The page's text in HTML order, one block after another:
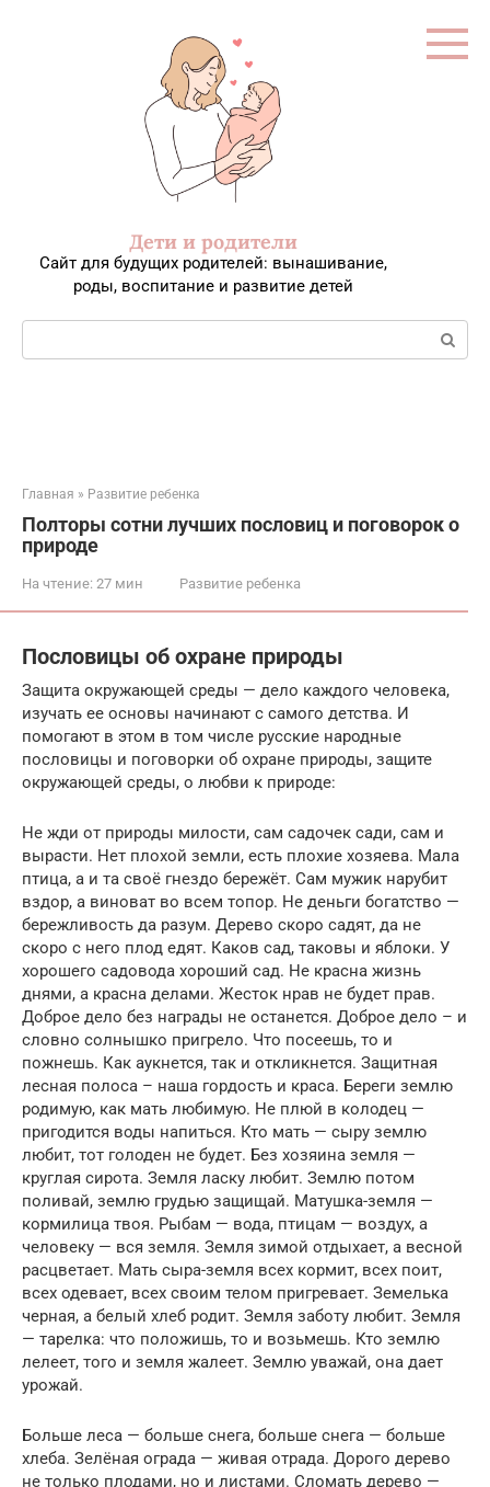
Дети и родители
Сайт для будущих родителей: вынашивание,
роды, воспитание и развитие детей
Поиск:
Главная » Развитие ребенка
Полторы сотни лучших пословиц и поговорок о
природе
На чтение: 27 мин Развитие ребенка
Пословицы об охране природы
Защита окружающей среды — дело каждого человека,
изучать ее основы начинают с самого детства. И
помогают в этом в том числе русские народные
пословицы и поговорки об охране природы, защите
окружающей среды, о любви к природе:
Не жди от природы милости, сам садочек сади, сам и
вырасти. Нет плохой земли, есть плохие хозяева. Мала
птица, а и та своё гнездо бережёт. Сам мужик нарубит
вздор, а виноват во всем топор. Не деньги богатство —
бережливость да разум. Дерево скоро садят, да не
скоро с него плод едят. Каков сад, таковы и яблоки. У
хорошего садовода хороший сад. Не красна жизнь
днями, а красна делами. Жесток нрав не будет прав.
Доброе дело без награды не останется. Доброе дело – и
словно солнышко пригрело. Что посеешь, то и
пожнешь. Как аукнется, так и откликнется. Защитная
лесная полоса – наша гордость и краса. Береги землю
родимую, как мать любимую. Не плюй в колодец —
пригодится воды напиться. Кто мать — сыру землю
любит, тот голоден не будет. Без хозяина земля —
круглая сирота. Земля ласку любит. Землю потом
поливай, землю грудью защищай. Матушка-земля —
кормилица твоя. Рыбам — вода, птицам — воздух, а
человеку — вся земля. Земля зимой отдыхает, а весной
расцветает. Мать сыра-земля всех кормит, всех поит,
всех одевает, всех своим телом пригревает. Земелька
черная, а белый хлеб родит. Земля заботу любит. Земля
— тарелка: что положишь, то и возьмешь. Кто землю
лелеет, того и земля жалеет. Землю уважай, она дает
урожай.
Больше леса — больше снега, больше снега — больше
хлеба. Зелёная ограда — живая отрада. Дорого дерево
не только плодами, но и листами. Сломать дерево —